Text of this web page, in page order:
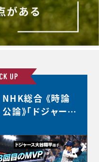
NHK総合 《時論
公論》「ドジャース
回目のMVP その
意義は」